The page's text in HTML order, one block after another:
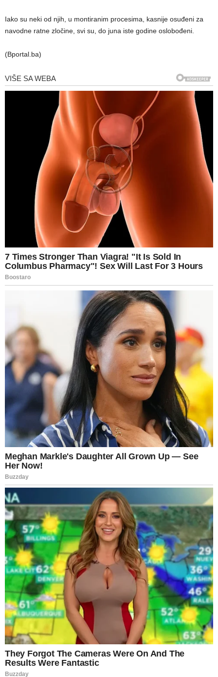
Iako su neki od njih, u montiranim procesima, kasnije osuđeni za
navodne ratne zločine, svi su, do juna iste godine oslobođeni.
(Bportal.ba)